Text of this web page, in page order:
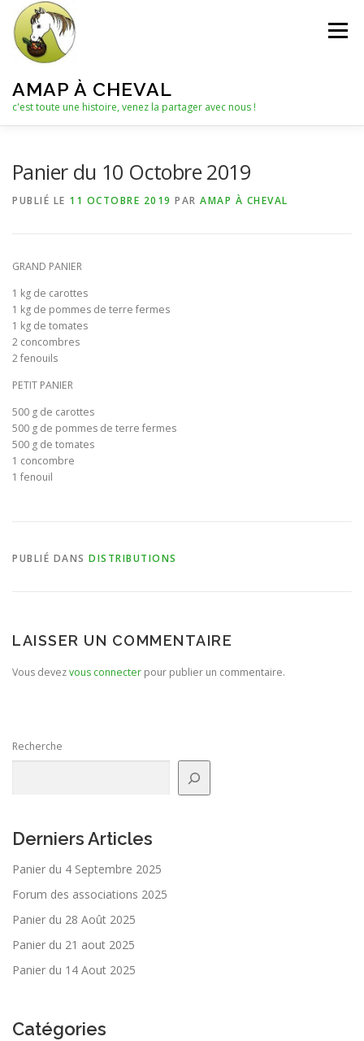
contenu
AMAP À CHEVAL
c'est toute une histoire, venez la partager avec nous !
Menu
LES AUTRES PRODUITS
Panier du 10 Octobre 2019
PUBLIÉ LE 11 OCTOBRE 2019 PAR AMAP À CHEVAL
GRAND PANIER
1 kg de carottes
1 kg de pommes de terre fermes
1 kg de tomates
2 concombres
2 fenouils
PETIT PANIER
500 g de carottes
500 g de pommes de terre fermes
500 g de tomates
1 concombre
1 fenouil
PUBLIÉ DANS DISTRIBUTIONS
LAISSER UN COMMENTAIRE
Vous devezvous connecter pour publier un commentaire.
Recherche
Derniers Articles
Panier du 4 Septembre 2025
Forum des associations 2025
Panier du 28 Août 2025
Panier du 21 aout 2025
Panier du 14 Aout 2025
Catégories